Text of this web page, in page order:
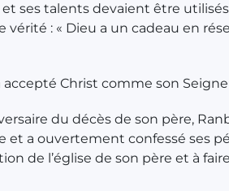
ses talents devaient être utilisés
vérité : « Dieu a un cadeau en
accepté Christ comme son
du décès de son père,
et a ouvertement confessé ses
de l’église de son père et à